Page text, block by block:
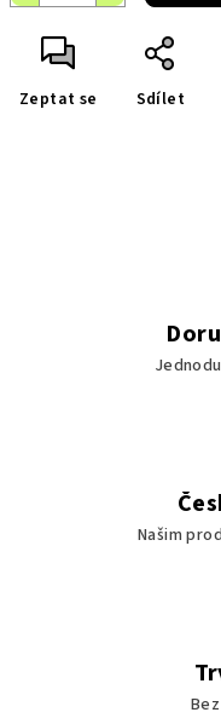
Zeptat se Sdílet
Našim